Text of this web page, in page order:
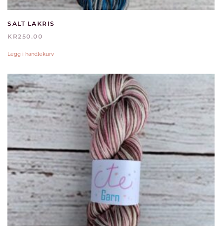
SALT LAKRIS
KR250.00
Legg i handlekurv